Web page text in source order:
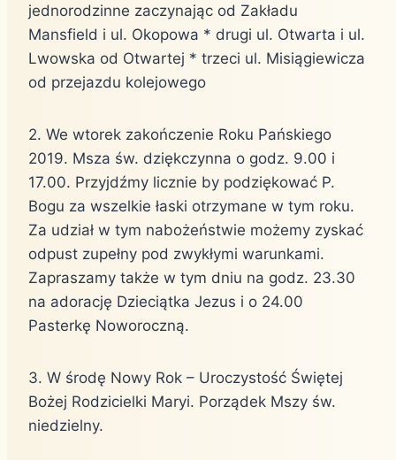
jednorodzinne zaczynając od Zakładu
Mansfield i ul. Okopowa * drugi ul. Otwarta i ul.
Lwowska od Otwartej * trzeci ul. Misiągiewicza
od przejazdu kolejowego
2. We wtorek zakończenie Roku Pańskiego
2019. Msza św. dziękczynna o godz. 9.00 i
17.00. Przyjdźmy licznie by podziękować P.
Bogu za wszelkie łaski otrzymane w tym roku.
Za udział w tym nabożeństwie możemy zyskać
odpust zupełny pod zwykłymi warunkami.
Zapraszamy także w tym dniu na godz. 23.30
na adorację Dzieciątka Jezus i o 24.00
Pasterkę Noworoczną.
3. W środę Nowy Rok – Uroczystość Świętej
Bożej Rodzicielki Maryi. Porządek Mszy św.
niedzielny.